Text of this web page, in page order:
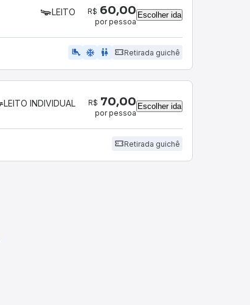
LEITO R$ 60,00
por pessoa
Escolher ida
airline_seat_legroom_extra ac_unit wc Retirada guichê
LEITO INDIVIDUAL R$ 70,00
por pessoa
Escolher ida
Retirada guichê